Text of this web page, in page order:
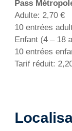
Pass
Adulte: 2,70 €
10 entrées
Enfant (4 – 18
10 entrées
Tarif réduit: